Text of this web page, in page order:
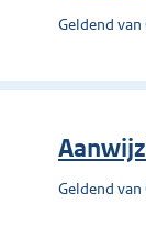
Geldend
Geldend